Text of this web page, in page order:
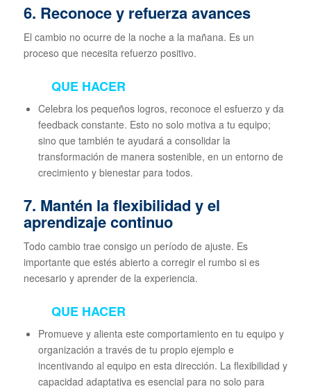
6. Reconoce y refuerza avances
El cambio no ocurre de la noche a la mañana. Es un
proceso que necesita refuerzo positivo.
QUE HACER
Celebra los pequeños logros, reconoce el esfuerzo y da
feedback constante. Esto no solo motiva a tu equipo;
sino que también te ayudará a consolidar la
transformación de manera sostenible, en un entorno de
crecimiento y bienestar para todos.
7. Mantén la flexibilidad y el
aprendizaje continuo
Todo cambio trae consigo un período de ajuste. Es
importante que estés abierto a corregir el rumbo si es
necesario y aprender de la experiencia.
QUE HACER
Promueve y alienta este comportamiento en tu equipo y
organización a través de tu propio ejemplo e
incentivando al equipo en esta dirección. La flexibilidad y
capacidad adaptativa es esencial para no solo para